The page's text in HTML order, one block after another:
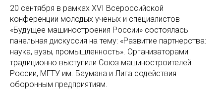
20 сентября в рамках XVI Всероссийской
конференции молодых ученых и специалистов
«Будущее машиностроения России» состоялась
панельная дискуссия на тему: «Развитие партнерства:
наука, вузы, промышленность». Организаторами
традиционно выступили Союз машиностроителей
России, МГТУ им. Баумана и Лига содействия
оборонным предприятиям.